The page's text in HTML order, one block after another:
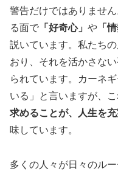
警告だけではありませ
る面で 「好奇心」 や 「
説いています。私たち
おり、それを活かさな
られています。カーネ
いる」と言いますが、
求めることが、人生を充
味しています。
多くの人々が日々のル